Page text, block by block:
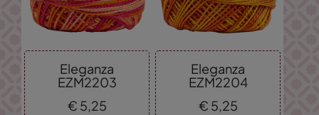
Eleganza
EZM2203
€ 5,25
Eleganza
EZM2204
€ 5,25